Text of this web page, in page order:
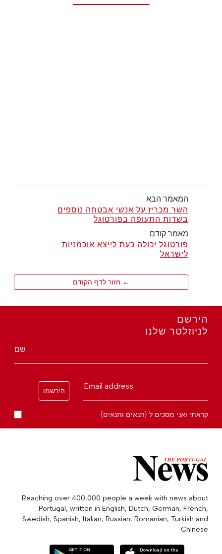
המאמר הבא
השר מכריז על אנשי אבטחה נוספים
בשדות התעופה בפורטוגל
מאמר קודם
פורטוגל יכולה כעת לייצא אוכמניות
לישראל
← חזור לדף הקודם
הירשם
לניוזלטר שלנו
שם
Email address
הירשמו
קראתי ואני מסכים ל {תנאים ותנאים}
Reaching over 400,000 people a week with news about
Portugal, written in English, Dutch, German, French,
Swedish, Spanish, Italian, Russian, Romanian, Turkish and
Chinese.